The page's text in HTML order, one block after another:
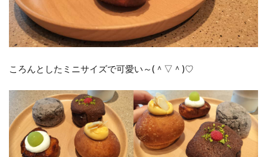
ころんとしたミニサイズで可愛い～(＾▽＾)♡